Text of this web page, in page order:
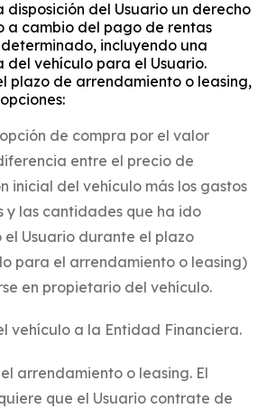
disposición del Usuario un derecho
a cambio del pago de rentas
incluyendo una
del vehículo para el Usuario.
plazo de arrendamiento o leasing,
de compra por el valor
entre el precio de
inicial del vehículo más los gastos
y las cantidades que ha ido
el Usuario durante el plazo
para el arrendamiento o leasing)
en propietario del vehículo.
vehículo a la Entidad Financiera.
arrendamiento o leasing. El
que el Usuario contrate de